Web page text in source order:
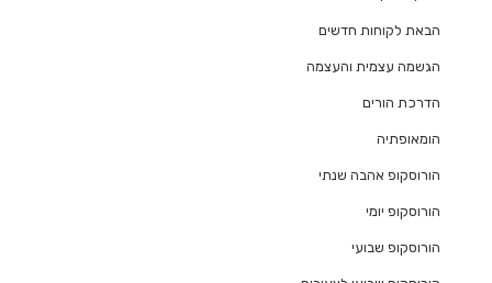
הבאת לקוחות חדשים
הגשמה עצמית והעצמה
הדרכת הורים
הומאופתיה
הורוסקופ אהבה שנתי
הורוסקופ יומי
הורוסקופ שבועי